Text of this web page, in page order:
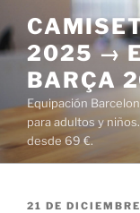
al
contenido
2025 →
BARÇA
Equipación
para adultos y
desde 69 €.
PUBLICADO
21 DE